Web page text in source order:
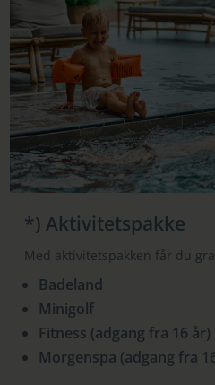
*) Aktivitetspakke
Med aktivitetspakken får du
Badeland
Minigolf
Fitness (adgang fra 16 år)
Morgenspa (adgang fra